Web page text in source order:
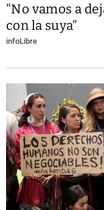
"No vamos a
con la suya"
infoLibre